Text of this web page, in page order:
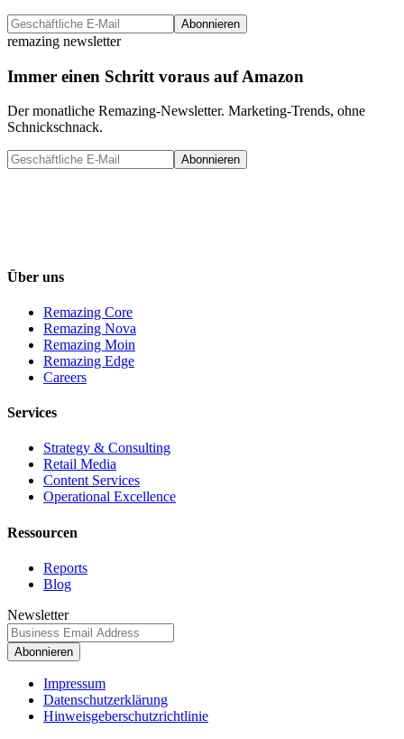
Abonnieren
remazing newsletter
Immer einen Schritt voraus auf Amazon
Der monatliche Remazing-Newsletter. Marketing-Trends, ohne
Schnickschnack.
Abonnieren
Über uns
Remazing Core
Remazing Nova
Remazing Moin
Remazing Edge
Careers
Services
Strategy & Consulting
Retail Media
Content Services
Operational Excellence
Ressourcen
Reports
Blog
Newsletter
Abonnieren
Impressum
Datenschutzerklärung
Hinweisgeberschutzrichtlinie